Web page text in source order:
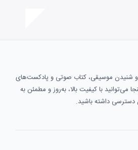
و شنیدن موسیقی، کتاب صوتی و پادکست‌های
می‌توانید با کیفیت بالا، به‌روز و مطمئن به
دسترسی داشته باشید.